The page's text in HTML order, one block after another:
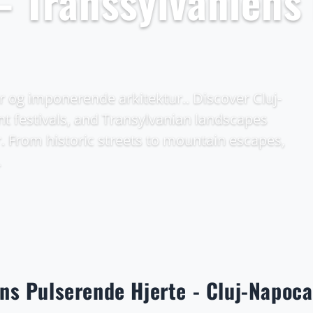
og imponerende arkitektur.. Discover Cluj-
festivals, and Transylvanian landscapes
historic streets to mountain escapes,
Pulserende Hjerte - Cluj-